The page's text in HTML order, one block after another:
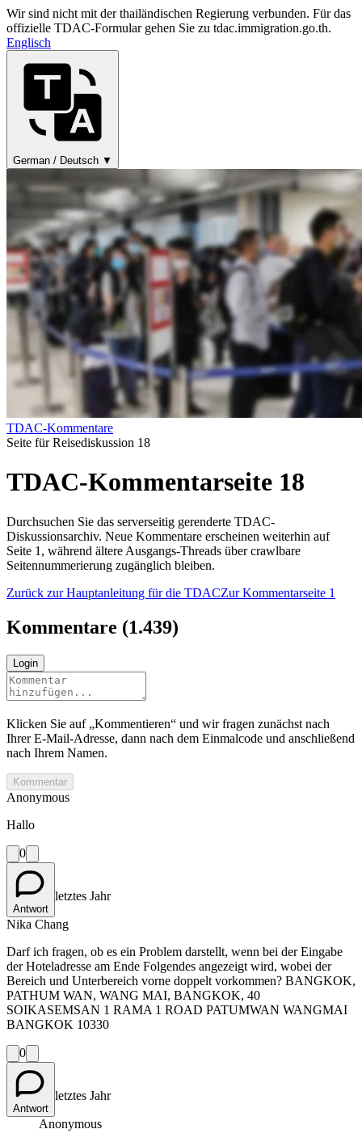
Wir sind nicht mit der thailändischen Regierung verbunden. Für das
offizielle TDAC-Formular gehen Sie zu tdac.immigration.go.th.
Englisch
German / Deutsch ▼
TDAC-Kommentare
Seite für Reisediskussion 18
TDAC-Kommentarseite 18
Durchsuchen Sie das serverseitig gerenderte TDAC-
Diskussionsarchiv. Neue Kommentare erscheinen weiterhin auf
Seite 1, während ältere Ausgangs-Threads über crawlbare
Seitennummerierung zugänglich bleiben.
Zurück zur Hauptanleitung für die TDACZur Kommentarseite 1
Kommentare (1.439)
Login
Klicken Sie auf „Kommentieren“ und wir fragen zunächst nach
Ihrer E-Mail-Adresse, dann nach dem Einmalcode und anschließend
nach Ihrem Namen.
Kommentar
Anonymous
Hallo
0
Antwort
letztes Jahr
Nika Chang
Darf ich fragen, ob es ein Problem darstellt, wenn bei der Eingabe
der Hoteladresse am Ende Folgendes angezeigt wird, wobei der
Bereich und Unterbereich vorne doppelt vorkommen? BANGKOK,
PATHUM WAN, WANG MAI, BANGKOK, 40
SOIKASEMSAN 1 RAMA 1 ROAD PATUMWAN WANGMAI
BANGKOK 10330
0
Antwort
letztes Jahr
Anonymous